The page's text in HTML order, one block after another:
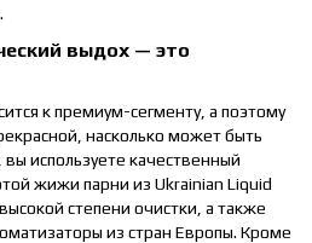
выдох — это
к премиум-сегменту, а поэтому
насколько может быть
используете качественный
жижи парни из Ukrainian Liquid
степени очистки, а также
из стран Европы. Кроме